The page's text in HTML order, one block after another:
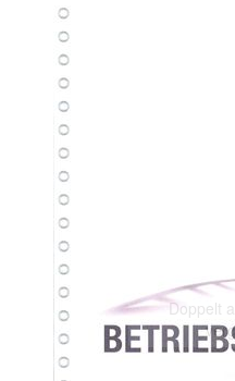
Doppelt